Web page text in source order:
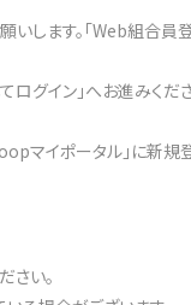
します。「Web組合
グイン」へお進みくださ
イポータル」に新規
さい。